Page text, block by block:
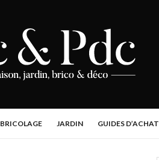
BRICOLAGE JARDIN GUIDES D’ACHAT